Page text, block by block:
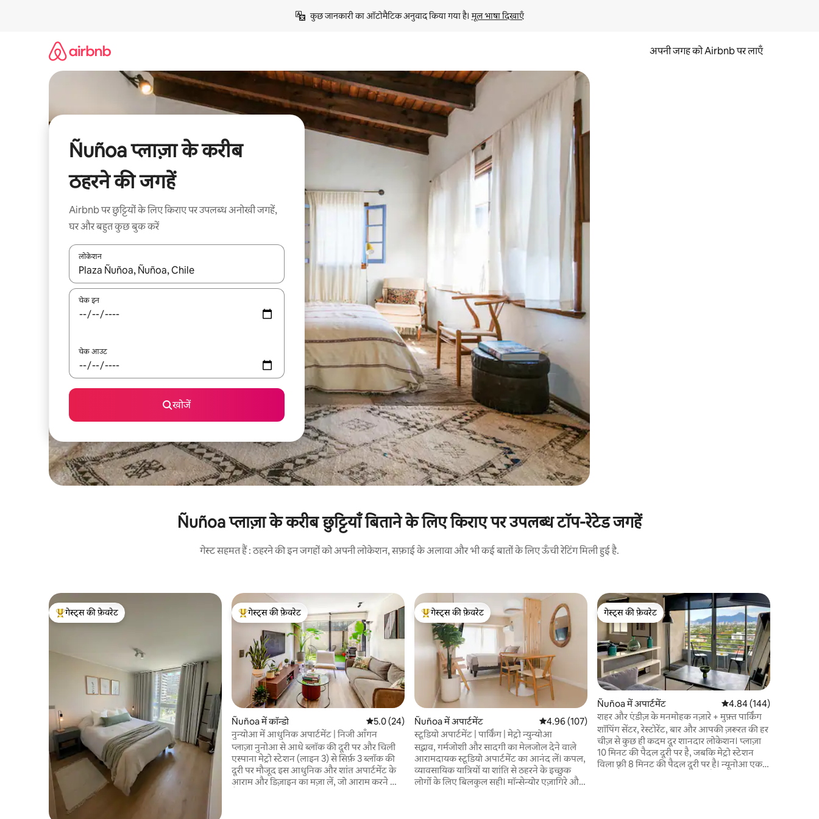
कुछ जानकारी का ऑटोमैटिक अनुवाद किया गया है। मूल भाषा दिखाएँ
अपनी जगह को Airbnb पर लाएँ
Ñuñoa प्लाज़ा के करीब
ठहरने की जगहें
Airbnb पर छुट्टियों के लिए किराए पर उपलब्ध अनोखी जगहें,
घर और बहुत कुछ बुक करें
लोकेशन
नतीजों के उपलब्ध होने पर, अप और डाउन 'ऐरो की' का इस्तेमाल करके नेविगेट करें या टच या फिर स्वाइप जेस्चर का इस्तेमाल करके एक्सप्लोर करें।
चेक इन
चेक आउट
खोजें
Ñuñoa प्लाज़ा के करीब छुट्टियाँ बिताने के लिए किराए पर उपलब्ध टॉप-रेटेड जगहें
गेस्ट सहमत हैं : ठहरने की इन जगहों को अपनी लोकेशन, सफ़ाई के अलावा और भी कई बातों के लिए ऊँची रेटिंग मिली हुई है.
गेस्ट्स का टॉप फ़ेवरेट
गेस्ट्स की फ़ेवरेट
गेस्ट्स का टॉप फ़ेवरेट
गेस्ट्स की फ़ेवरेट
Ñuñoa में कॉन्डो औसत रेटिंग 5 में से 5.0, 24 समीक्षाएँ
5.0 (24)
नुन्योआ में आधुनिक अपार्टमेंट | निजी आँगन
प्लाज़ा नुनोआ से आधे ब्लॉक की दूरी पर और चिली
एस्पाना मेट्रो स्टेशन (लाइन 3) से सिर्फ़ 3 ब्लॉक की
दूरी पर मौजूद इस आधुनिक और शांत अपार्टमेंट के
आराम और डिज़ाइन का मज़ा लें, जो आराम करने और
गेस्ट्स का टॉप फ़ेवरेट
गेस्ट्स की फ़ेवरेट
Ñuñoa में अपार्टमेंट औसत रेटिंग 5 में से 4.96, 107 समीक्षाएँ
4.96 (107)
स्टूडियो अपार्टमेंट | पार्किंग | मेट्रो न्युन्योआ
सद्भाव, गर्मजोशी और सादगी का मेलजोल देने वाले
आरामदायक स्टूडियो अपार्टमेंट का आनंद लें। कपल,
व्यावसायिक यात्रियों या शांति से ठहरने के इच्छुक
लोगों के लिए बिलकुल सही। मॉन्सेन्योर एज़ागिरे और
गेस्ट्स की फ़ेवरेट
गेस्ट्स की फ़ेवरेट
Ñuñoa में अपार्टमेंट औसत रेटिंग 5 में से 4.84,
4.84 (144)
शहर और एंडीज़ के मनमोहक नज़ारे + मुफ़्त पार्किंग
शॉपिंग सेंटर, रेस्टोरेंट, बार और आपकी ज़रूरत की हर
चीज़ से कुछ ही कदम दूर शानदार लोकेशन। प्लाज़ा
10 मिनट की पैदल दूरी पर है, जबकि मेट्रो स्टेशन
विला फ़्री 8 मिनट की पैदल दूरी पर है। न्यूनोआ एक